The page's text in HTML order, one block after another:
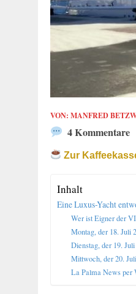
VON: MANFRED
4 Kommentare
Zur
Inhalt
Eine Luxus-Yacht
Wer ist Eigner der
Montag, der 18. Juli
Dienstag, der 19.
Mittwoch, der 20.
La Palma News per